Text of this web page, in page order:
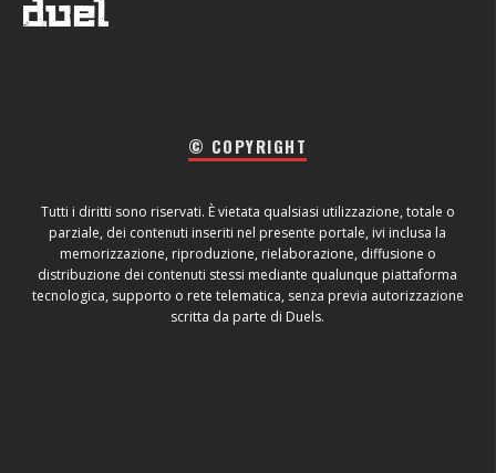
© COPYRIGHT
Tutti i diritti sono riservati. È vietata qualsiasi utilizzazione, totale o
parziale, dei contenuti inseriti nel presente portale, ivi inclusa la
memorizzazione, riproduzione, rielaborazione, diffusione o
distribuzione dei contenuti stessi mediante qualunque piattaforma
tecnologica, supporto o rete telematica, senza previa autorizzazione
scritta da parte di Duels.